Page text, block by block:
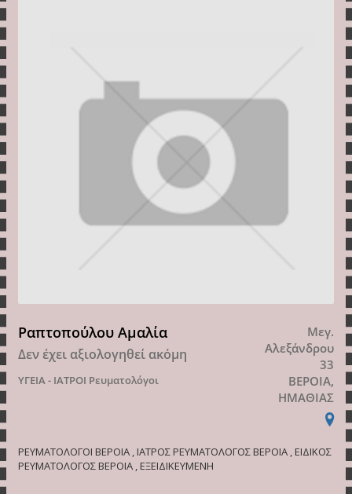
Ραπτοπούλου Αμαλία
Δεν έχει αξιολογηθεί ακόμη
ΥΓΕΙΑ - ΙΑΤΡΟΙ Ρευματολόγοι
Μεγ.
Αλεξάνδρου
33
ΒΕΡΟΙΑ,
ΗΜΑΘΙΑΣ
ΡΕΥΜΑΤΟΛΟΓΟΙ ΒΕΡΟΙΑ , ΙΑΤΡΟΣ ΡΕΥΜΑΤΟΛΟΓΟΣ ΒΕΡΟΙΑ , ΕΙΔΙΚΟΣ
ΡΕΥΜΑΤΟΛΟΓΟΣ ΒΕΡΟΙΑ , ΕΞΕΙΔΙΚΕΥΜΕΝΗ